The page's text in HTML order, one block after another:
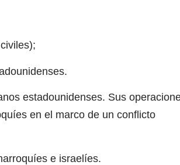
estadounidenses. Sus
en el marco de un conflicto
e israelíes.